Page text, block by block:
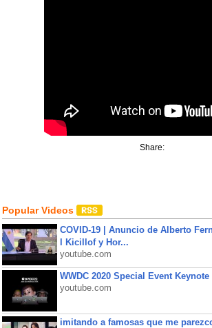
Share:
Popular Videos
COVID-19 | Anuncio de Alberto
l Kicillof y Hor...
youtube.com
WWDC 2020 Special Event
youtube.com
imitando a famosas que me